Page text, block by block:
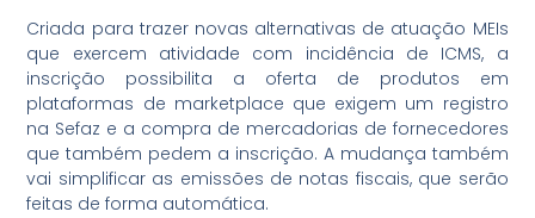
Criada para trazer novas alternativas de atuação MEIs
que exercem atividade com incidência de ICMS, a
inscrição possibilita a oferta de produtos em
plataformas de marketplace que exigem um registro
na Sefaz e a compra de mercadorias de fornecedores
que também pedem a inscrição. A mudança também
vai simplificar as emissões de notas fiscais, que serão
feitas de forma automática.